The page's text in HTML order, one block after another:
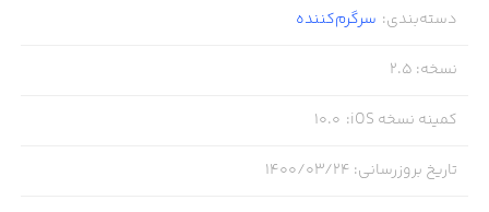
دسته‌بندی: سرگرم‌کننده
نسخه:
2.5
کمینه نسخه iOS :
10.0
تاریخ بروزرسانی: ۱۴۰۰/۰۳/۲۴